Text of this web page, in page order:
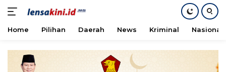
konten
Home Pilihan Daerah News Kriminal Nasional